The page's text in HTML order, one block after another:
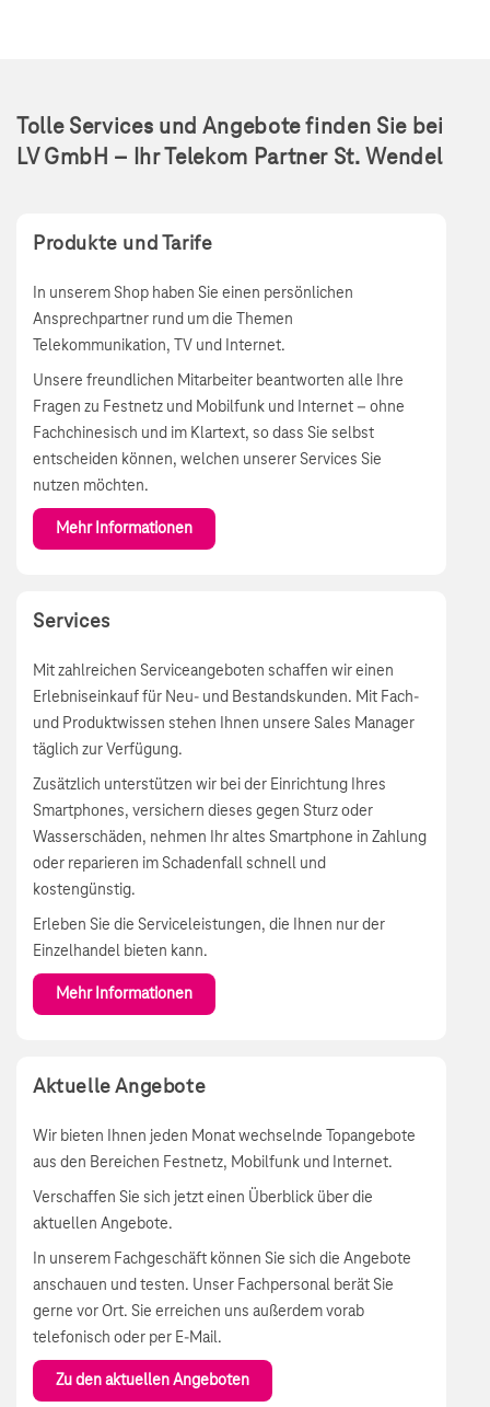
Tolle Services und Angebote finden Sie bei
LV GmbH – Ihr Telekom Partner St. Wendel
Produkte und Tarife
In unserem Shop haben Sie einen persönlichen
Ansprechpartner rund um die Themen
Telekommunikation, TV und Internet.
Unsere freundlichen Mitarbeiter beantworten alle Ihre
Fragen zu Festnetz und Mobilfunk und Internet – ohne
Fachchinesisch und im Klartext, so dass Sie selbst
entscheiden können, welchen unserer Services Sie
nutzen möchten.
Mehr Informationen
Services
Mit zahlreichen Serviceangeboten schaffen wir einen
Erlebniseinkauf für Neu- und Bestandskunden. Mit Fach-
und Produktwissen stehen Ihnen unsere Sales Manager
täglich zur Verfügung.
Zusätzlich unterstützen wir bei der Einrichtung Ihres
Smartphones, versichern dieses gegen Sturz oder
Wasserschäden, nehmen Ihr altes Smartphone in Zahlung
oder reparieren im Schadenfall schnell und
kostengünstig.
Erleben Sie die Serviceleistungen, die Ihnen nur der
Einzelhandel bieten kann.
Mehr Informationen
Aktuelle Angebote
Wir bieten Ihnen jeden Monat wechselnde Topangebote
aus den Bereichen Festnetz, Mobilfunk und Internet.
Verschaffen Sie sich jetzt einen Überblick über die
aktuellen Angebote.
In unserem Fachgeschäft können Sie sich die Angebote
anschauen und testen. Unser Fachpersonal berät Sie
gerne vor Ort. Sie erreichen uns außerdem vorab
telefonisch oder per E-Mail.
Zu den aktuellen Angeboten